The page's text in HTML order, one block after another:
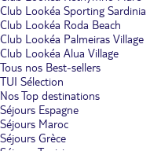
Club Lookéa Sporting Sardinia
Club Lookéa Roda Beach
Club Lookéa Palmeiras Village
Club Lookéa Alua Village
Tous nos Best-sellers
TUI Sélection
Nos Top destinations
Séjours Espagne
Séjours Maroc
Séjours Grèce